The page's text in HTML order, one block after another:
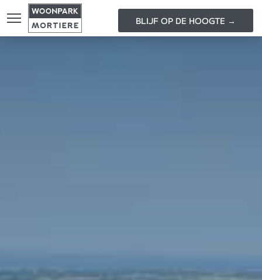
BLIJF OP DE HOOGTE →